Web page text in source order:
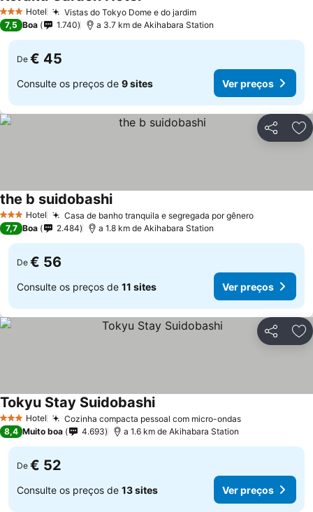
3 EstrelasHotel Vistas do Tokyo Dome e do jardim
7,5 Boa 1.740 a 3.7 km de Akihabara Station
De € 45
Consulte os preços de 9 sites Ver preços
Partilhar
3 EstrelasHotel Casa de banho tranquila e segregada por gênero
the b suidobashi
7,7 Boa 2.484 a 1.8 km de Akihabara Station
De € 56
Consulte os preços de 11 sites Ver preços
Partilhar
3 EstrelasHotel Cozinha compacta pessoal com micro-ondas
Tokyu Stay Suidobashi
8,4 Muito boa 4.693 a 1.6 km de Akihabara Station
De € 52
Consulte os preços de 13 sites Ver preços